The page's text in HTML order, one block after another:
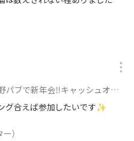
ッシュオンなので飲み物は各自注文🍺【国際交流もあり】に参加
グ合えば参加したいです✨
）